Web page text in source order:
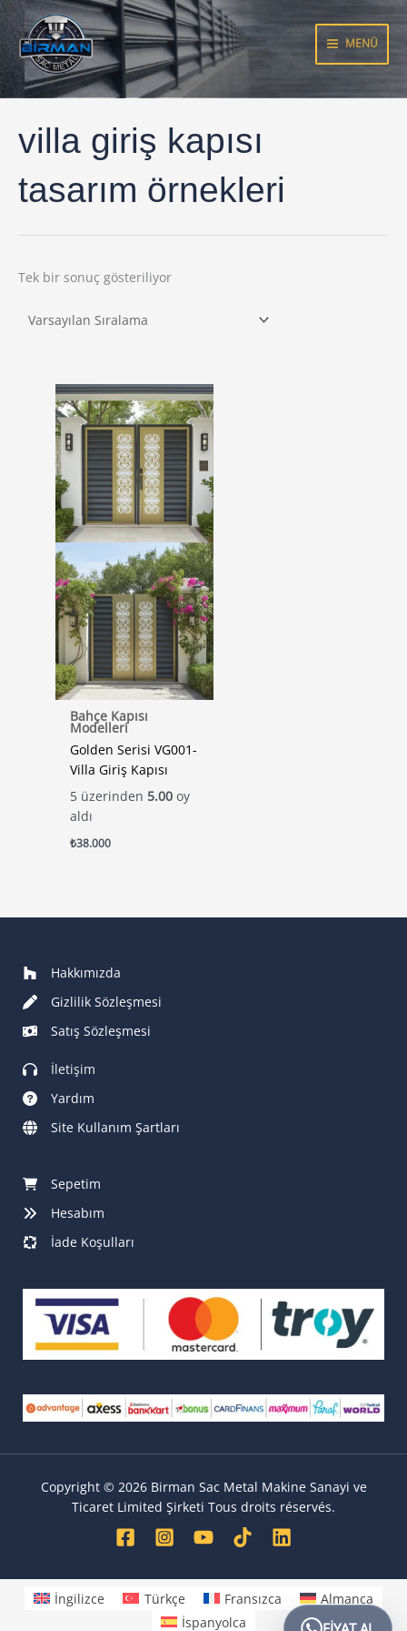
İçeriğe
atla
MENÜ
villa giriş kapısı
tasarım örnekleri
Tek bir sonuç gösteriliyor
Bahçe Kapısı
Modelleri
Golden Serisi VG001-
Villa Giriş Kapısı
5 üzerinden 5.00 oy
aldı
₺38.000
Hakkımızda
Gizlilik Sözleşmesi
Satış Sözleşmesi
İletişim
Yardım
Site Kullanım Şartları
Sepetim
Hesabım
İade Koşulları
Copyright © 2026 Birman Sac Metal Makine Sanayi ve
Ticaret Limited Şirketi Tous droits réservés.
İngilizce Türkçe Fransızca
Almanca
İspanyolca